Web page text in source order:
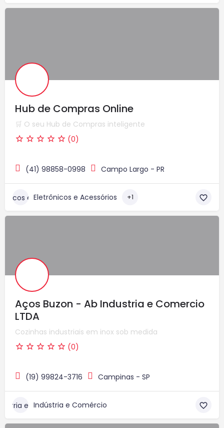
Hub de Compras Online
🛒 O seu Hub de Compras inteligente
(0)
(41) 98858-0998 Campo Largo - PR
Eletrônicos e Acessórios +1
Aços Buzon - Ab Industria e Comercio
LTDA
Cozinhas industriais em inox sob medida
(0)
(19) 99824-3716 Campinas - SP
Indústria e Comércio